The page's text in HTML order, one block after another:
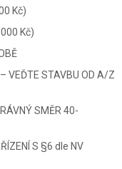
Kč)
Kč)
VEĎTE STAVBU OD A/Z
SMĚR 40-
S §6 dle NV